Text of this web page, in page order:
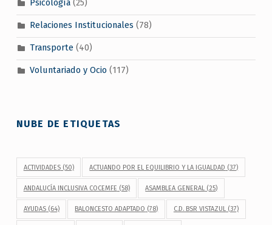
Psicología(25)
Relaciones Institucionales (78)
Transporte(40)
Voluntariado y Ocio (117)
NUBE DE ETIQUETAS
ACTIVIDADES(50) ACTUANDO POR EL EQUILIBRIO Y LA IGUALDAD (37)
ANDALUCÍA INCLUSIVA COCEMFE (58) ASAMBLEA GENERAL (25)
AYUDAS(64) BALONCESTO ADAPTADO (78) C.D. BSR VISTAZUL(37)